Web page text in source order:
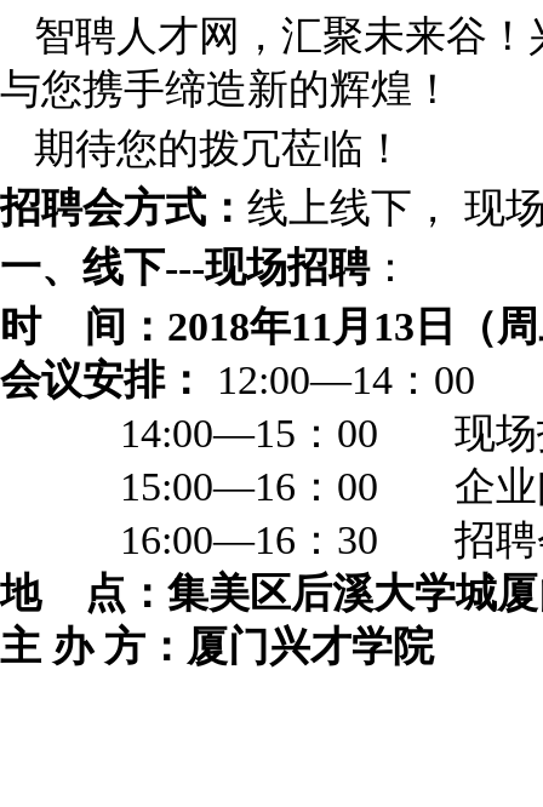
智聘人才网，汇聚未来谷！
与您携手缔造新的辉煌！
期待您的拨冗莅临！
招聘会方式： 线上线下，
现
一、线下---现场招聘：
时
间： 2018年11月 13 日（
会议安排：
12:00—14 ：
14:00—15 ： 00 现
15:00—16 ： 00 企
16:00—16 ： 30 招
地
点： 集美区后溪大学城
主 办 方：厦门兴才学院